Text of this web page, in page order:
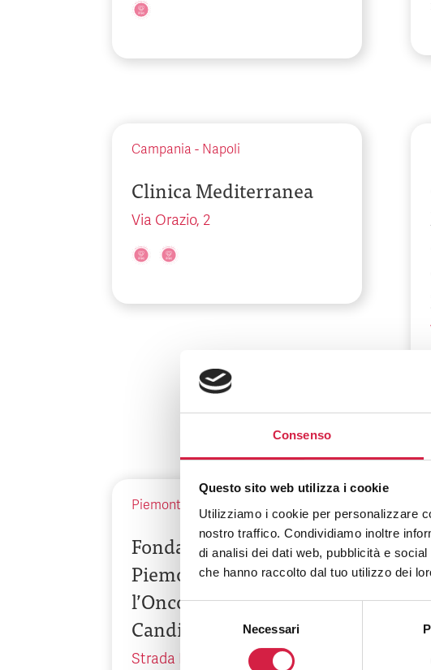
Consenso
Questo sito web utilizza i cookie
Utilizziamo i cookie per personalizzare
nostro traffico. Condividiamo inoltre
di analisi dei dati web, pubblicità e
che hanno raccolto dal tuo utilizzo dei
Selezione
del
Necessari
Campania - Napoli
Clinica Mediterranea
Via Orazio, 2
Piemonte Torino
Fondazione del
Piemonte per
l’Oncologia – IRCCS di
Candiolo
Strada Provinciale 142, km 3,95